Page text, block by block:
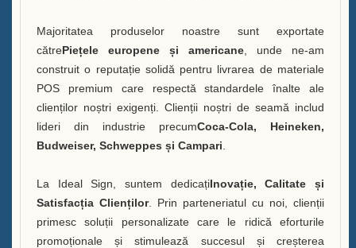
Majoritatea produselor noastre sunt exportate
cătrePiețele europene și americane , unde ne-am
construit o reputație solidă pentru livrarea de materiale
POS premium care respectă standardele înalte ale
clienților noștri exigenți. Clienții noștri de seamă includ
lideri din industrie precumCoca-Cola, Heineken,
Budweiser, Schweppes și Campari
La Ideal Sign, suntem dedicațiInovație, Calitate și
Satisfacția Clienților. Prin parteneriatul cu noi, clienții
primesc soluții personalizate care le ridică eforturile
promoționale și stimulează succesul și creșterea